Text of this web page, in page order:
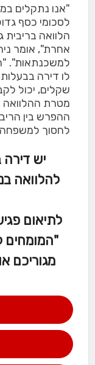
"אנו נתקלים
לסכומי כסף
הלוואה
אחרת", אומר
למשכנתאות".
לו דירה
שקלים, יכול
מטרת ההלוואה
ההפרש בין
לחסוך
יש
לתיאום
"המומחים
מגוריכם או